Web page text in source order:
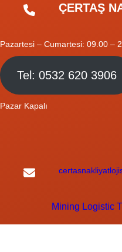
ÇERTAŞ
Pazartesi – Cumartesi: 09.00 –
Tel: 0532 620 3906
Pazar Kapalı
Mining Logistic